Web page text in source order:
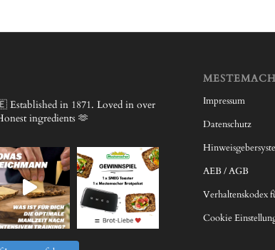
Established in 1871. Loved in over
ingredients 🫶
Impressum
Datenschutz
AEB / AGB
Verhaltenskodex
Cookie